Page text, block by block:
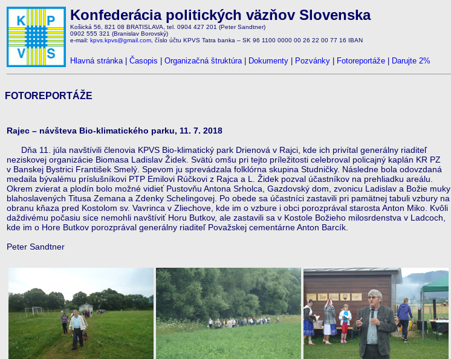
Konfederácia politických väzňov Slovenska
Košická 56, 821 08 BRATISLAVA, tel. 0904 427 201 (Peter Sandtner)
0902 555 321 (Branislav Borovský)
e-mail: kpvs.kpvs@gmail.com , číslo účtu KPVS Tatra banka – SK 96 1100 0000 00 26 22 00 77 16 IBAN
Hlavná stránka| Časopis Organizačná štruktúra| Dokumenty Pozvánky Fotoreportáže Darujte 2%
FOTOREPORTÁŽE
Rajec – návšteva Bio-klimatického parku, 11. 7. 2018
Dňa 11. júla navštívili členovia KPVS Bio-klimatický park Drienová v Rajci, kde ich privítal generálny riaditeľ
neziskovej organizácie Biomasa Ladislav Židek. Svätú omšu pri tejto príležitosti celebroval policajný kaplán KR PZ
v Banskej Bystrici František Smelý. Spevom ju sprevádzala folklórna skupina Studničky. Následne bola odovzdaná
medaila bývalému príslušníkovi PTP Emilovi Rúčkovi z Rajca a L. Židek pozval účastníkov na prehliadku areálu.
Okrem zvierat a plodín bolo možné vidieť Pustovňu Antona Srholca, Gazdovský dom, zvonicu Ladislav a Božie muky
blahoslavených Titusa Zemana a Zdenky Schelingovej. Po obede sa účastníci zastavili pri pamätnej tabuli vzbury na
obranu kňaza pred Kostolom sv. Vavrinca v Zliechove, kde im o vzbure i obci porozprával starosta Anton Miko. Kvôli
daždivému počasiu síce nemohli navštíviť Horu Butkov, ale zastavili sa v Kostole Božieho milosrdenstva v Ladcoch,
kde im o Hore Butkov porozprával generálny riaditeľ Považskej cementárne Anton Barcík.
Peter Sandtner